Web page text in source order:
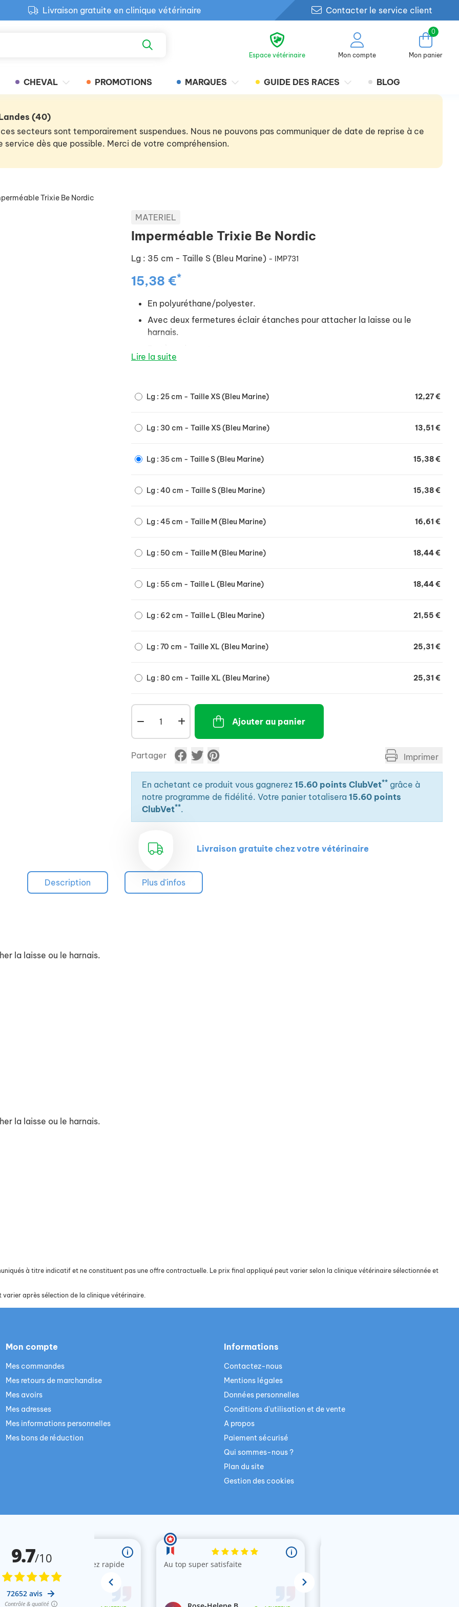
Livraison gratuite en clinique vétérinaire
Retour produit gratuit en clinique
Contacter le service client
Espace vétérinaire Mon compte
0
Mon panier
CHEVAL PROMOTIONS MARQUES GUIDE DES RACES BLOG
(40)
secteurs sont temporairement suspendues. Nous ne pouvons pas communiquer de date de reprise à ce
dès que possible. Merci de votre compréhension.
Trixie Be Nordic
MATERIEL
Imperméable Trixie Be Nordic
Lg : 35 cm - Taille S (Bleu Marine) - IMP731
15,38 €*
En polyuréthane/polyester.
Avec deux fermetures éclair étanches pour attacher la laisse ou le
harnais.
Sangle ventrale avec boucle, réglable en continu.
Doublure facile d'entretien
Lire la suite
Lg : 25 cm - Taille XS (Bleu Marine) 12,27 €
Lg : 30 cm - Taille XS (Bleu Marine) 13,51 €
Lg : 35 cm - Taille S (Bleu Marine) 15,38 €
Lg : 40 cm - Taille S (Bleu Marine) 15,38 €
Lg : 45 cm - Taille M (Bleu Marine) 16,61 €
Lg : 50 cm - Taille M (Bleu Marine) 18,44 €
Lg : 55 cm - Taille L (Bleu Marine) 18,44 €
Lg : 62 cm - Taille L (Bleu Marine) 21,55 €
Lg : 70 cm - Taille XL (Bleu Marine) 25,31 €
Lg : 80 cm - Taille XL (Bleu Marine) 25,31 €
Ajouter au panier
Partager Imprimer
En achetant ce produit vous gagnerez 15.60 points ClubVet** grâce à
notre programme de fidélité. Votre panier totalisera 15.60 points
ClubVet**.
Livraison gratuite chez votre vétérinaire
Description Plus d'infos
la laisse ou le harnais.
la laisse ou le harnais.
à titre indicatif et ne constituent pas une offre contractuelle. Le prix final appliqué peut varier selon la clinique vétérinaire sélectionnée et
après sélection de la clinique vétérinaire.
Mon compte
Mes commandes
Mes retours de marchandise
Mes avoirs
Mes adresses
Mes informations personnelles
Mes bons de réduction
Informations
Contactez-nous
Mentions légales
Données personnelles
Conditions d'utilisation et de vente
A propos
Paiement sécurisé
Qui sommes-nous ?
Plan du site
Gestion des cookies